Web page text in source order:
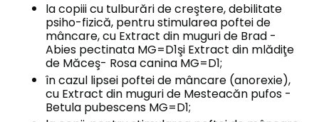
la copiii cu tulburări de creştere, debilitate
psiho-fizică, pentru stimularea poftei de
mâncare, cu Extract din muguri de Brad -
Abies pectinata MG=D1şi Extract din mlădiţe
de Măceş- Rosa canina MG=D1;
în cazul lipsei poftei de mâncare (anorexie),
cu Extract din muguri de Mesteacăn pufos -
Betula pubescens MG=D1;